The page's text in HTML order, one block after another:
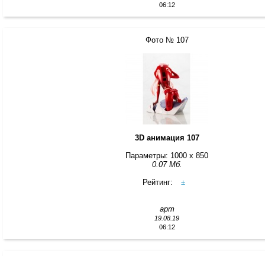
06:12
Фото № 107
3D анимация 107
Параметры: 1000 x 850
0.07 Мб.
Рейтинг:
±
арт
19.08.19
06:12